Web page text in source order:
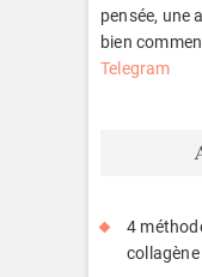
pensée, une
bien
Telegram
4
collagène